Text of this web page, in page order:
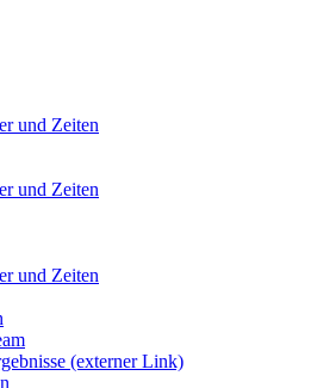
und Zeiten
und Zeiten
und Zeiten
(externer Link)